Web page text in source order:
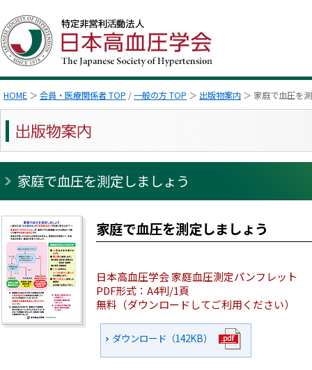
HOME ＞ 会員・医療関係者 TOP /一般の方 TOP ＞ 出版物案内 ＞ 家庭で血圧を
家庭で血圧を測定しましょう
家庭で血圧を測定しましょう
日本高血圧学会 家庭血圧測定パンフレット
PDF形式：A4判/1頁
無料（ダウンロードしてご利用ください）
ダウンロード（142KB）